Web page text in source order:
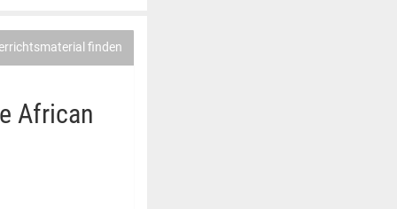
finden
African